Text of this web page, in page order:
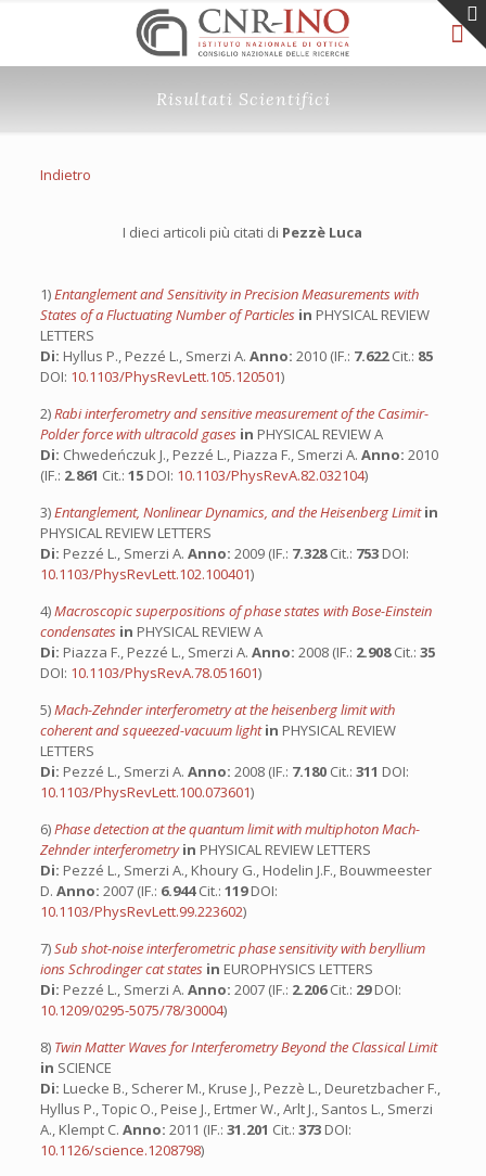
Risultati Scientifici
Indietro
I dieci articoli più citati di Pezzè Luca
1)Entanglement and Sensitivity in Precision Measurements with
States of a Fluctuating Number of Particles in PHYSICAL REVIEW
LETTERS
Di: Hyllus P., Pezzé L., Smerzi A. Anno: 2010 (IF.: 7.622Cit.: 85
DOI: 10.1103/PhysRevLett.105.120501)
2)Rabi interferometry and sensitive measurement of the Casimir-
Polder force with ultracold gases in PHYSICAL REVIEW A
Di: Chwedeńczuk J., Pezzé L., Piazza F., Smerzi A. Anno: 2010
(IF.: 2.861 Cit.: 15 DOI: 10.1103/PhysRevA.82.032104)
3)Entanglement, Nonlinear Dynamics, and the Heisenberg Limitin
PHYSICAL REVIEW LETTERS
Di: Pezzé L., Smerzi A. Anno: 2009 (IF.: 7.328Cit.: 753 DOI:
10.1103/PhysRevLett.102.100401)
4)Macroscopic superpositions of phase states with Bose-Einstein
condensates in PHYSICAL REVIEW A
Di: Piazza F., Pezzé L., Smerzi A. Anno: 2008 (IF.: 2.908Cit.: 35
DOI: 10.1103/PhysRevA.78.051601)
5)Mach-Zehnder interferometry at the heisenberg limit with
coherent and squeezed-vacuum lightin PHYSICAL REVIEW
LETTERS
Di: Pezzé L., Smerzi A. Anno: 2008 (IF.: 7.180 Cit.: 311 DOI:
10.1103/PhysRevLett.100.073601)
6)Phase detection at the quantum limit with multiphoton Mach-
Zehnder interferometryin PHYSICAL REVIEW LETTERS
Di: Pezzé L., Smerzi A., Khoury G., Hodelin J.F., Bouwmeester
D. Anno: 2007 (IF.: 6.944Cit.: 119DOI:
10.1103/PhysRevLett.99.223602)
7)Sub shot-noise interferometric phase sensitivity with beryllium
ions Schrodinger cat states in EUROPHYSICS LETTERS
Di: Pezzé L., Smerzi A. Anno: 2007 (IF.: 2.206Cit.: 29DOI:
10.1209/0295-5075/78/30004)
8) Twin Matter Waves for Interferometry Beyond the Classical Limit
in SCIENCE
Di: Luecke B., Scherer M., Kruse J., Pezzè L., Deuretzbacher F.,
Hyllus P., Topic O., Peise J., Ertmer W., Arlt J., Santos L., Smerzi
A., Klempt C. Anno: 2011 (IF.: 31.201 Cit.: 373 DOI:
10.1126/science.1208798)